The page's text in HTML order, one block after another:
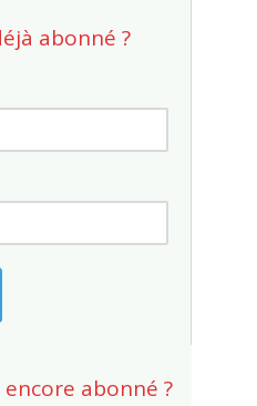
abonné ?
encore abonné ?